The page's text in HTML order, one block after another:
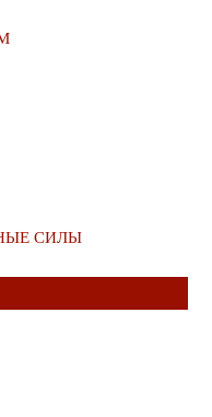
СИЛЫ